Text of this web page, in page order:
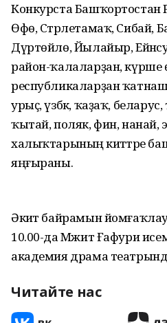
Конкурста
Өфө, Стәрлетамаҡ, Сибай,
Дүртөйлө, Йылайыр,
район-ҡалаларҙан, күрше
республикаларҙан
урыҫ, үзбәк, ҡаҙаҡ, беларус,
ҡытай, поляк, фин, нанай,
халыҡтарының әкиәттәре
яңғыраны.
Әкиәт байрамын йомғаҡлау
10.00-да Мәжит Ғафури
академия драма
Читайте нас